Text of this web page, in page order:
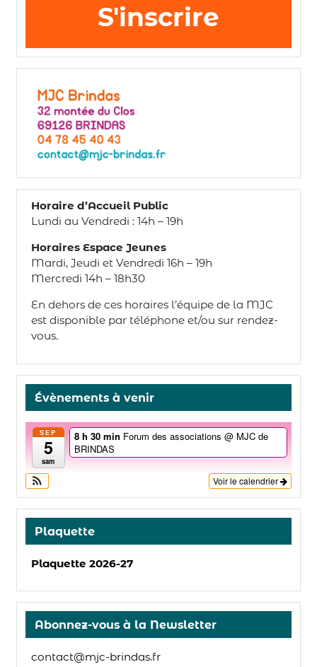
S'inscrire
Horaire d’Accueil Public
Lundi au Vendredi : 14h – 19h
Horaires Espace Jeunes
Mardi, Jeudi et Vendredi 16h – 19h
Mercredi 14h – 18h30
En dehors de ces horaires l’équipe de la MJC
est disponible par téléphone et/ou sur rendez-
vous.
Évènements à venir
SEP
5
sam
8 h 30 min Forum des associations @ MJC de
BRINDAS
Voir le calendrier
Plaquette
Plaquette 2026-27
Abonnez-vous à la Newsletter
contact@mjc-brindas.fr